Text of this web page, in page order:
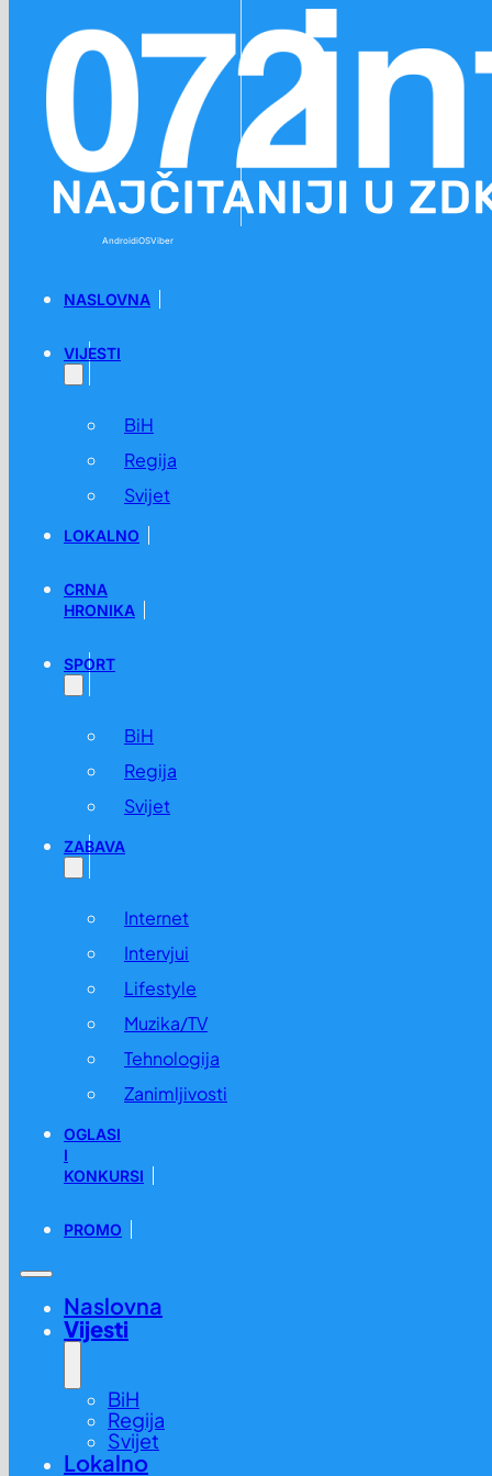
AndroidiOSViber
NASLOVNA
VIJESTI
BiH
Regija
Svijet
LOKALNO
CRNA
HRONIKA
SPORT
BiH
Regija
Svijet
ZABAVA
Internet
Intervjui
Lifestyle
Muzika/TV
Tehnologija
Zanimljivosti
OGLASI
I
KONKURSI
PROMO
Naslovna
Vijesti
BiH
Regija
Svijet
Lokalno